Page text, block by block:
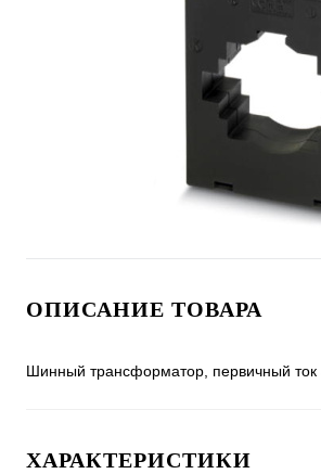
ОПИСАНИЕ ТОВАРА
Шинный трансформатор, первичный
ХАРАКТЕРИСТИКИ